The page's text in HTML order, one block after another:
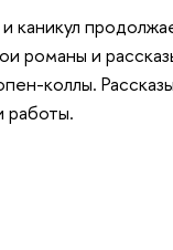
каникул
романы и
коллы.
работы.